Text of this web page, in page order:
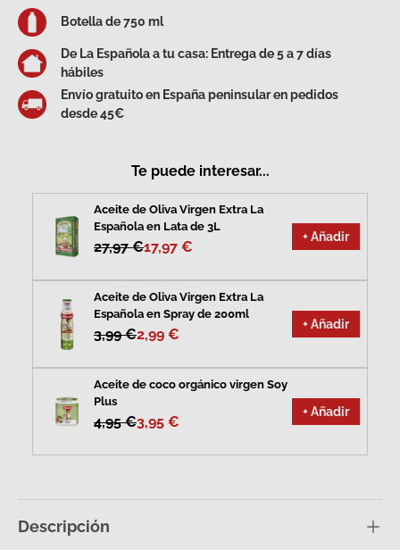
Botella de 750 ml
De La Española a tu casa: Entrega de 5 a 7 días
hábiles
Envío gratuito en España peninsular en pedidos
desde 45€
Te puede interesar...
Aceite de Oliva Virgen Extra La
Española en Lata de 3L
27,97 €17,97 €
+ Añadir
Aceite de Oliva Virgen Extra La
Española en Spray de 200ml
3,99 €2,99 €
+ Añadir
Aceite de coco orgánico virgen Soy
Plus
4,95 €3,95 €
+ Añadir
Descripción